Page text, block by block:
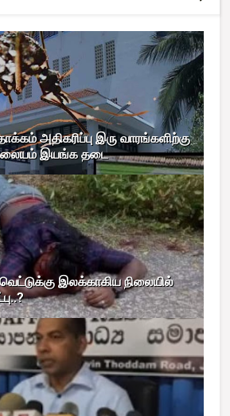
அதிகரிப்பு இரு வாரங்களிற்கு
இயங்க தடை
இலக்காகிய நிலையில்